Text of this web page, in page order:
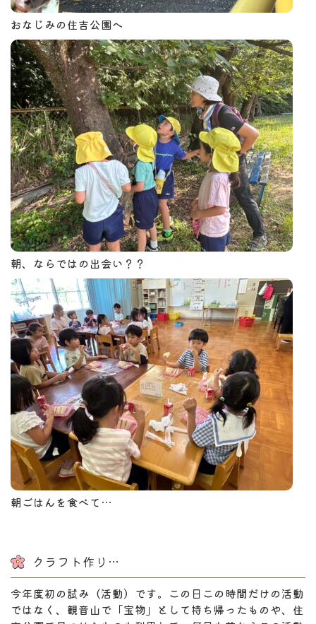
おなじみの住吉公園へ
朝、ならではの出会い？？
朝ごはんを食べて…
クラフト作り…
今年度初の試み（活動）です。この日この時間だけの活動
ではなく、観音山で「宝物」として持ち帰ったものや、住